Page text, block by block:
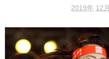
2019年 12月